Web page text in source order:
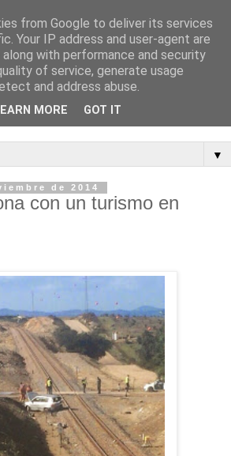
de Calañas
▼
de 2014
con un turismo en
from Google to deliver its services
Your IP address and user-agent are
with performance and security
of service, generate usage
and address abuse.
MORE GOT IT